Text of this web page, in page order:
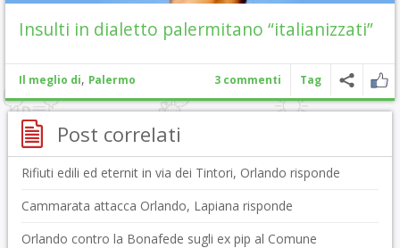
Insulti in dialetto palermitano “italianizzati”
Il meglio di, Palermo 3 commenti Tag
Post correlati
Rifiuti edili ed eternit in via dei Tintori, Orlando risponde
Cammarata attacca Orlando, Lapiana risponde
Orlando contro la Bonafede sugli ex pip al Comune